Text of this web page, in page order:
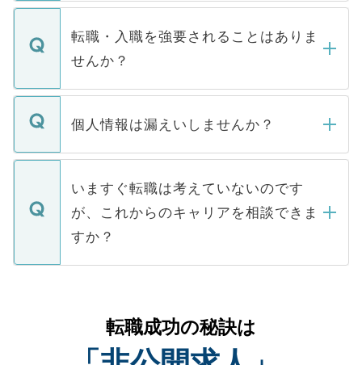
ます。通常、5営業日以内にはご連絡をせて
いただきますので、しばらくお待ちくださ
マイナビDOCTORで取り扱っている求人の
うち約3割は、Webサイトからご覧いただ
けない「非公開求人」です。非公開求人は
下記の理由によって、一般には公開してい
ません。
■応募殺到を避けるため 人気のある医療機
関を公にしてしまうと、応募が殺到する場
に、医療機関が求める条件に合った人材の
みを人材紹介会社に依頼するケースが増え
ています。
転職・入職を強要されることはありま
せんか？
転職・入職を強要することは一切ありませ
ん。また、仮に応募先から内定をいただい
定を承諾する必要はありません。内定先へ
の辞退の連絡はキャリアパートナーが行い
個人情報は漏えいしませんか？
個人情報が漏えいすることはありませんの
で、ご安心ください。当サイトからの登録
などで収集したご登録者様の個人情報は、
ご本人のキャリアアップおよび転職活動の
支援を目的に使用いたします。お預かりし
ているすべての個人データはご本人の許可
は、個人情報の取り扱いについての厳密な
管理基準を満たした事業者のみに付与され
いますぐ転職は考えていないのです
が、これからのキャリアを相談できま
すか？
かがいして、現在の医療機関の状況や紹介
経験をまじえながら、適切なアドバイスを
させていただきます。すぐにご転職をされ
転職成功の秘訣は